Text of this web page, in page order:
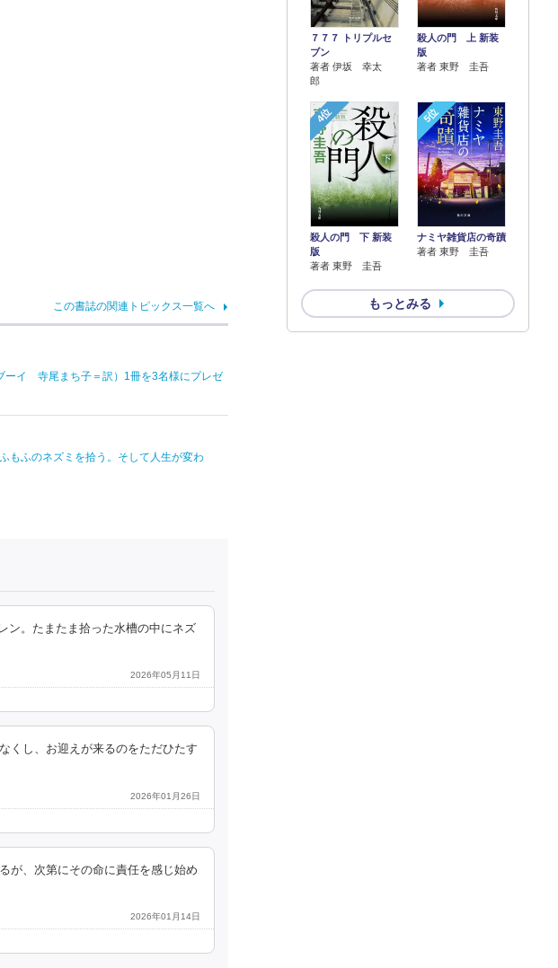
この書誌の関連トピックス一覧へ
ーイ 寺尾まち子＝訳）1冊を3名様にプレゼ
もふのネズミを拾う。そして人生が変わ
ン。たまたま拾った水槽の中にネズ
2026年05月11日
くし、お迎えが来るのをただひたす
2026年01月26日
が、次第にその命に責任を感じ始め
2026年01月14日
７７７ トリプルセ
ブン
著者 伊坂 幸太
郎
殺人の門 上 新装
版
著者 東野 圭吾
4位
殺人の門 下 新装
版
著者 東野 圭吾
5位
ナミヤ雑貨店の奇蹟
著者 東野 圭吾
もっとみる